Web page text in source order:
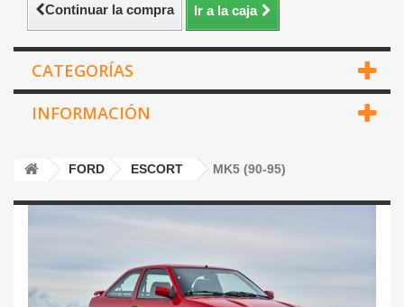
Continuar la compra Ir a la caja
CATEGORÍAS
INFORMACIÓN
FORD ESCORT MK5 (90-95)